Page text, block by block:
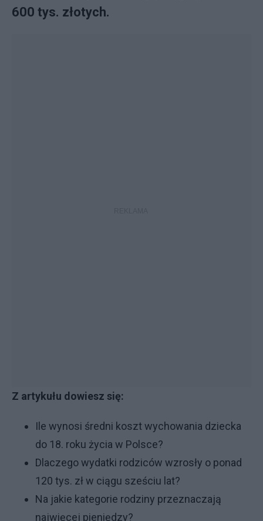
600 tys. złotych.
Z artykułu dowiesz się:
Ile wynosi średni koszt wychowania dziecka
do 18. roku życia w Polsce?
Dlaczego wydatki rodziców wzrosły o ponad
120 tys. zł w ciągu sześciu lat?
Na jakie kategorie rodziny przeznaczają
najwięcej pieniędzy?